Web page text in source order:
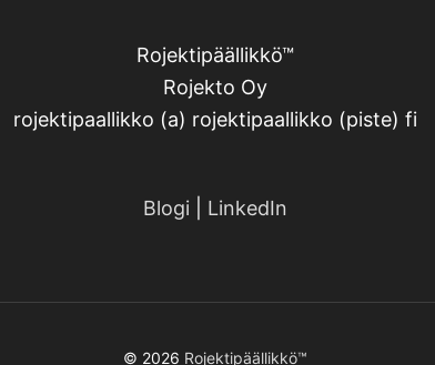
Rojektipäällikkö™
Rojekto Oy
rojektipaallikko (a) rojektipaallikko (piste) fi
Blogi LinkedIn
© 2026 Rojektipäällikkö™